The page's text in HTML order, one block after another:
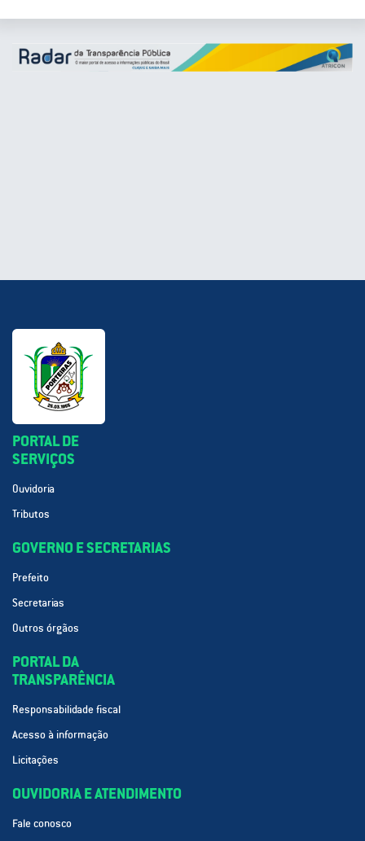
PORTAL DE
SERVIÇOS
Ouvidoria
Tributos
GOVERNO E SECRETARIAS
Prefeito
Secretarias
Outros órgãos
PORTAL DA
TRANSPARÊNCIA
Responsabilidade fiscal
Acesso à informação
Licitações
OUVIDORIA E ATENDIMENTO
Fale conosco